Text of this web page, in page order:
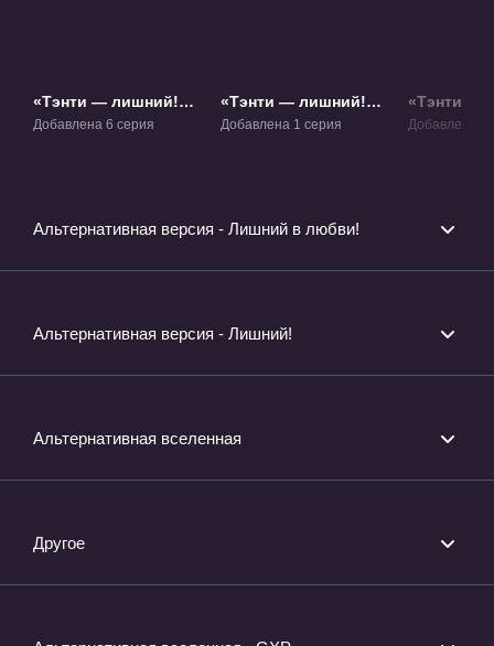
«Тэнти — лишний!
Рё-о-ки» ОВА-1
Добавлена 6 серия
«Тэнти — лишний!
Рё-о-ки: Ночь перед
Добавлена 1 серия
«Тэнти —
Рё-о-ки
Добавлена 6
Альтернативная версия - Лишний в любви!
Альтернативная версия - Лишний!
Альтернативная вселенная
Другое